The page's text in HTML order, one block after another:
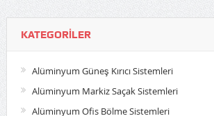
KATEGORILER
Alüminyum Güneş Kırıcı Sistemleri
Alüminyum Markiz Saçak Sistemleri
Alüminyum Ofis Bölme Sistemleri